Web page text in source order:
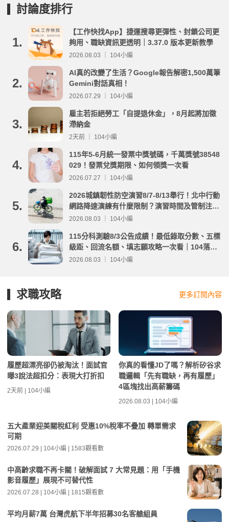
討論度排行
1.
【工作快找App】捷運搜尋更彈性、封鎖公司更
夠用、職缺資訊更透明｜3.37.0 版本更新教學
2026.08.03 ｜ 104小編
2.
AI真的改變了生活？Google報告解密1,500萬筆
Gemini對話真相！
2026.07.29 ｜ 104小編
3.
雇主若拒絕勞工「自提退休金」，8月起將加徵
滯納金
2天前 ｜ 104小編
4.
115年5-6月統一發票中獎號碼，千萬獎號38548
029！發票兌獎期限、如何領獎一次看
2026.07.27 ｜ 104小編
5.
2026城鎮韌性防空演習8/7-8/13舉行！北中行動
網路降速演練有什麼限制？演習時間及管制注意
事項整理
2026.08.03 ｜ 104小編
6.
115分科測驗8/3公告成績！最低錄取分數、五標
級距、回流名額、填志願攻略一次看｜104落點
分析
2026.08.03 ｜ 104小編
求職攻略 更多訂閱內容
履歷超漂亮卻仍被淘汰！面試官
曝3說法超扣分：表現大打折扣
2天前 | 104小編
你真的看懂JD了嗎？解析矽谷求
職邏輯「先有職缺，再有履歷」
4區塊找出高薪籌碼
2026.08.03 | 104小編
五大產業迎美關稅紅利 受惠10%稅率不疊加 轉單需求
可期
2026.07.29 | 104小編 | 1583觀看數
中高齡求職不再卡關！破解面試 7 大常見題：用「手機
影音履歷」展現不可替代性
2026.07.28 | 104小編 | 1815觀看數
平均月薪7萬 台灣虎航下半年招募30名客艙組員